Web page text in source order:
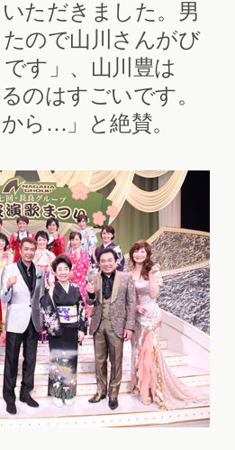
ただきました。男
ので山川さんがび
す」、山川豊は
のはすごいです。
ら…」と絶賛。